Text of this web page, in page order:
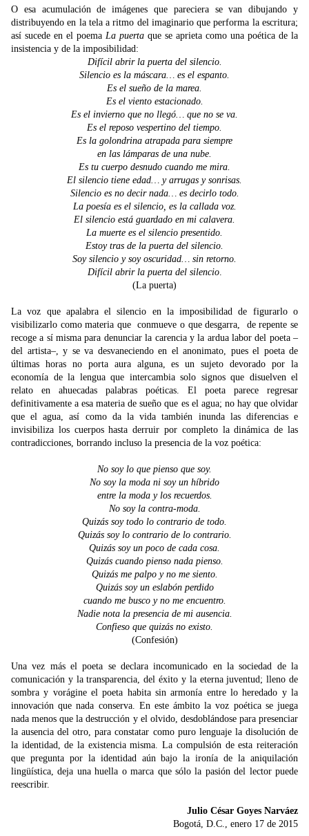
O esa acumulación de imágenes que pareciera se van dibujando y
distribuyendo en la tela a ritmo del imaginario que performa la escritura;
así sucede en el poema La puerta que se aprieta como una poética de la
insistencia y de la imposibilidad:
Difícil abrir la puerta del silencio.
Silencio es la máscara… es el espanto.
Es el sueño de la marea.
Es el viento estacionado.
Es el invierno que no llegó… que no se va.
Es el reposo vespertino del tiempo.
Es la golondrina atrapada para siempre
en las lámparas de una nube.
Es tu cuerpo desnudo cuando me mira.
El silencio tiene edad… y arrugas y sonrisas.
Silencio es no decir nada… es decirlo todo.
La poesía es el silencio, es la callada voz.
El silencio está guardado en mi calavera.
La muerte es el silencio presentido.
Estoy tras de la puerta del silencio.
Soy silencio y soy oscuridad… sin retorno.
Difícil abrir la puerta del silencio.
(La puerta)
La voz que apalabra el silencio en la imposibilidad de figurarlo o
visibilizarlo como materia que conmueve o que desgarra, de repente se
recoge a sí misma para denunciar la carencia y la ardua labor del poeta –
del artista–, y se va desvaneciendo en el anonimato, pues el poeta de
últimas horas no porta aura alguna, es un sujeto devorado por la
economía de la lengua que intercambia solo signos que disuelven el
relato en ahuecadas palabras poéticas. El poeta parece regresar
definitivamente a esa materia de sueño que es el agua; no hay que olvidar
que el agua, así como da la vida también inunda las diferencias e
invisibiliza los cuerpos hasta derruir por completo la dinámica de las
contradicciones, borrando incluso la presencia de la voz poética:
No soy lo que pienso que soy.
No soy la moda ni soy un híbrido
entre la moda y los recuerdos.
No soy la contra-moda.
Quizás soy todo lo contrario de todo.
Quizás soy lo contrario de lo contrario.
Quizás soy un poco de cada cosa.
Quizás cuando pienso nada pienso.
Quizás me palpo y no me siento.
Quizás soy un eslabón perdido
cuando me busco y no me encuentro.
Nadie nota la presencia de mi ausencia.
Confieso que quizás no existo.
(Confesión)
Una vez más el poeta se declara incomunicado en la sociedad de la
comunicación y la transparencia, del éxito y la eterna juventud; lleno de
sombra y vorágine el poeta habita sin armonía entre lo heredado y la
innovación que nada conserva. En este ámbito la voz poética se juega
nada menos que la destrucción y el olvido, desdoblándose para presenciar
la ausencia del otro, para constatar como puro lenguaje la disolución de
la identidad, de la existencia misma. La compulsión de esta reiteración
que pregunta por la identidad aún bajo la ironía de la aniquilación
lingüística, deja una huella o marca que sólo la pasión del lector puede
reescribir.
Julio César Goyes Narváez
Bogotá, D.C., enero 17 de 2015